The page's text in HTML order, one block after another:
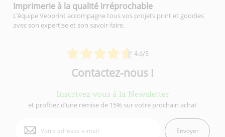
4.6/5
Imprimerie à la qualité irréprochable
L’équipe Veoprint accompagne tous vos projets print et goodies
avec son expertise et son savoir-faire.
Contactez-nous !
Inscrivez-vous à la Newsletter
et profitez d’une remise de 15% sur votre prochain achat
Envoyer